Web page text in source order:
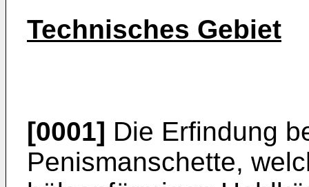
Technisches Gebiet
[0001] Die Erfindung
Penismanschette,